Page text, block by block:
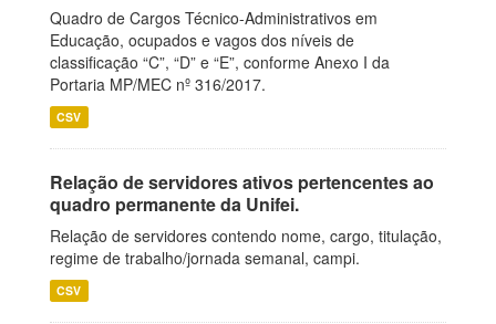
Quadro de Cargos Técnico-Administrativos em
Educação, ocupados e vagos dos níveis de
classificação “C”, “D” e “E”, conforme Anexo I da
Portaria MP/MEC nº 316/2017.
CSV
Relação de servidores ativos pertencentes ao
quadro permanente da Unifei.
Relação de servidores contendo nome, cargo, titulação,
regime de trabalho/jornada semanal, campi.
CSV